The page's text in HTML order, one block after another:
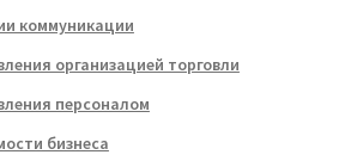
коммуникации
организацией торговли
персоналом
бизнеса